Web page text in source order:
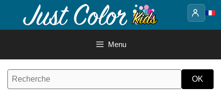
contenu
Menu